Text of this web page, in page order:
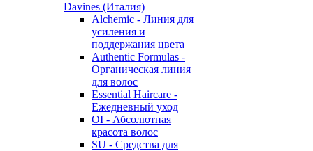
Davines (Италия)
Alchemic - Линия для
усиления и
поддержания цвета
Authentic Formulas -
Органическая линия
для волос
Essential Haircare -
Eжедневный уход
OI - Абсолютная
красота волос
SU - Средства для